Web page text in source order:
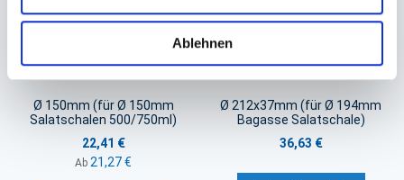
Ablehnen
Ø 150mm (für Ø 150mm
Salatschalen 500/750ml)
22,41 €
Ab 21,27 €
Ø 212x37mm (für Ø 194mm
Bagasse Salatschale)
36,63 €